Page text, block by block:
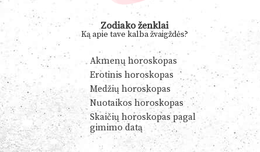
Zodiako ženklai
Ką apie tave kalba žvaigždės?
Akmenų horoskopas
Erotinis horoskopas
Medžių horoskopas
Nuotaikos horoskopas
Skaičių horoskopas pagal
gimimo datą